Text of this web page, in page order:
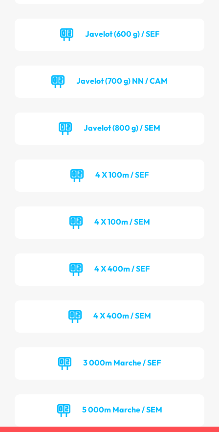
Javelot (600 g) / SEF
Javelot (700 g) NN / CAM
Javelot (800 g) / SEM
4 X 100m / SEF
4 X 100m / SEM
4 X 400m / SEF
4 X 400m / SEM
3 000m Marche / SEF
5 000m Marche / SEM